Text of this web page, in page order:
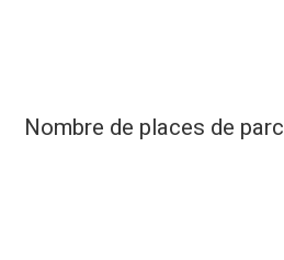
Nombre de places de parc